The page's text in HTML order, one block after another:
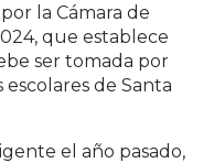
la Cámara de
que establece
ser tomada por
escolares de Santa
el año pasado,